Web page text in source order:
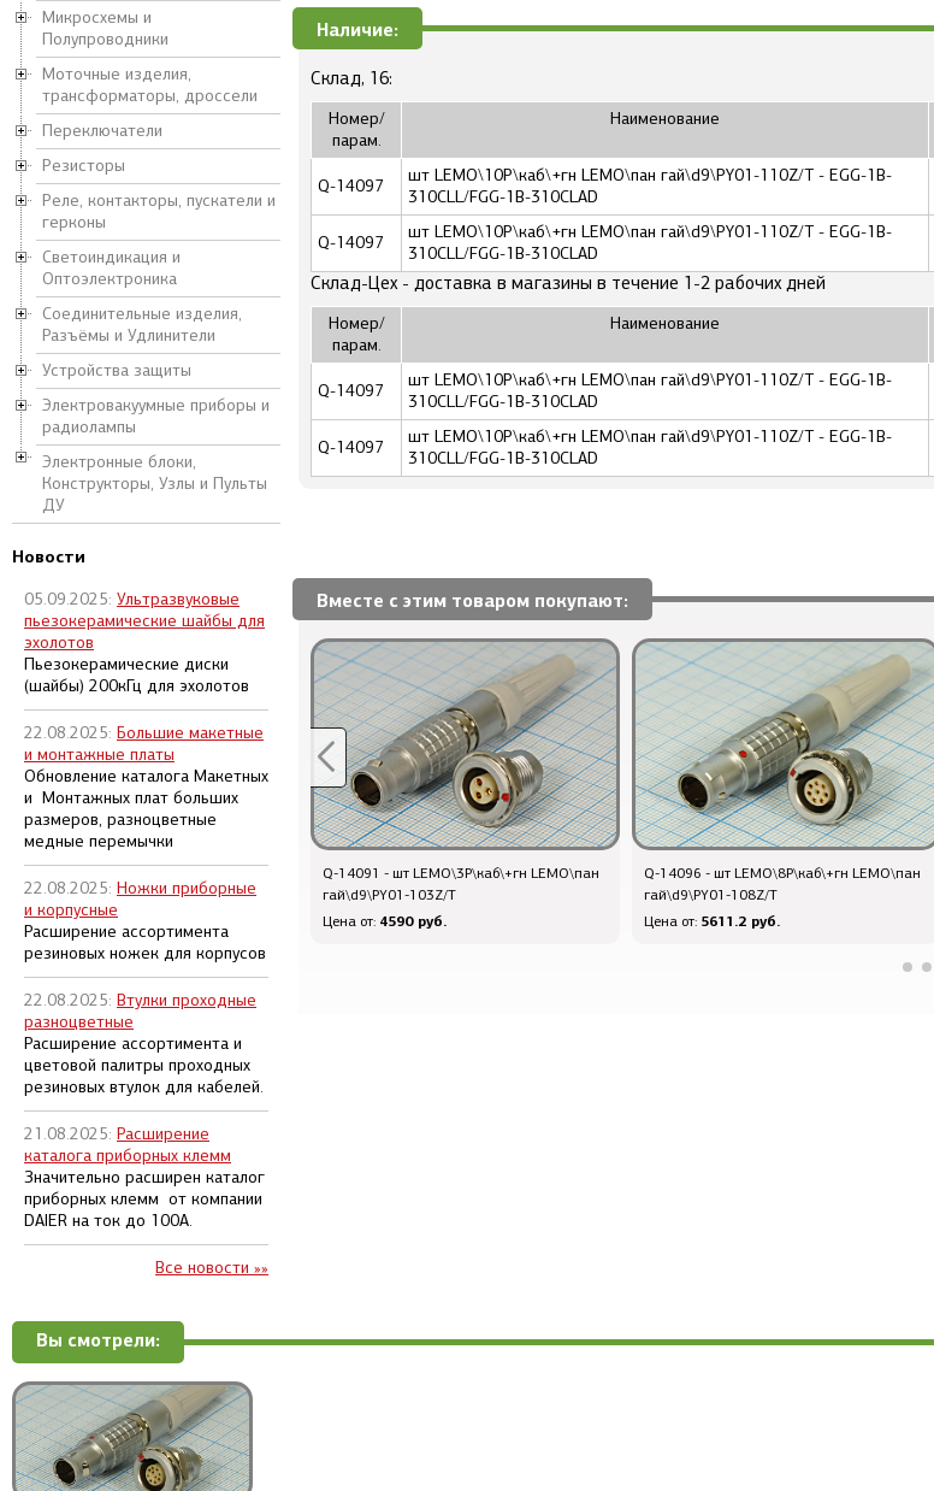
Микросхемы и
Полупроводники
Моточные изделия,
трансформаторы, дроссели
Переключатели
Резисторы
Реле, контакторы, пускатели и
герконы
Светоиндикация и
Оптоэлектроника
Соединительные изделия,
Разъёмы и Удлинители
Устройства защиты
Электровакуумные приборы и
радиолампы
Электронные блоки,
Конструкторы, Узлы и Пульты
ДУ
Новости
05.09.2025: Ультразвуковые
пьезокерамические шайбы для
эхолотов
Пьезокерамические диски
(шайбы) 200кГц для эхолотов
22.08.2025: Большие макетные
и монтажные платы
Обновление каталога Макетных
и Монтажных плат больших
размеров, разноцветные
медные перемычки
22.08.2025: Ножки приборные
и корпусные
Расширение ассортимента
резиновых ножек для корпусов
22.08.2025: Втулки проходные
разноцветные
Расширение ассортимента и
цветовой палитры проходных
резиновых втулок для кабелей.
21.08.2025: Расширение
каталога приборных клемм
Значительно расширен каталог
приборных клемм от компании
DAIER на ток до 100А.
Все новости »»
Наличие:
Склад, 16:
Номер/
парам.
Наименование
Q-14097
шт LEMO\10P\каб\+гн LEMO\пан гай\d9\PY01-110Z/T - EGG-1B-
310CLL/FGG-1B-310CLAD
Q-14097
шт LEMO\10P\каб\+гн LEMO\пан гай\d9\PY01-110Z/T - EGG-1B-
310CLL/FGG-1B-310CLAD
Склад-Цех - доставка в магазины в течение 1-2 рабочих дней
Номер/
парам.
Наименование
Q-14097
шт LEMO\10P\каб\+гн LEMO\пан гай\d9\PY01-110Z/T - EGG-1B-
310CLL/FGG-1B-310CLAD
Q-14097
шт LEMO\10P\каб\+гн LEMO\пан гай\d9\PY01-110Z/T - EGG-1B-
310CLL/FGG-1B-310CLAD
Вместе с этим товаром покупают:
гай\d7\PY01-003Z/T
Цена от:4758 руб.
Q-14091 - шт LEMO\3P\каб\+гн LEMO\пан
гай\d9\PY01-103Z/T
Цена от: 4590 руб.
Q-14096 - шт LEMO\8P\каб\+гн LEMO\пан
гай\d9\PY01-108Z/T
Цена от: 5611.2 руб.
Вы смотрели: